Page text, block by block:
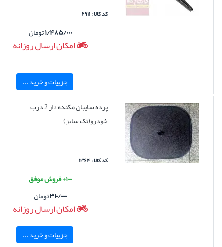
کد کالا : ۶۹۱۱
۱/۴۸۵/۰۰۰تومان
امکان ارسال روزانه
جزییات و خرید ...
پرده سایبان مکنده دار 2 درب
خودرو(تک سایز)
کد کالا : ۱۳۶۴
۱۰۰+ فروش موفق
۳۱۰/۰۰۰تومان
امکان ارسال روزانه
جزییات و خرید ...